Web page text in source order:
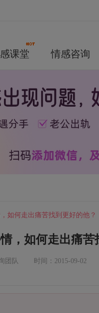
课堂 情感咨询
如何走出痛苦找到更好的他？
，如何走出痛苦
团队 时间：2015-09-02